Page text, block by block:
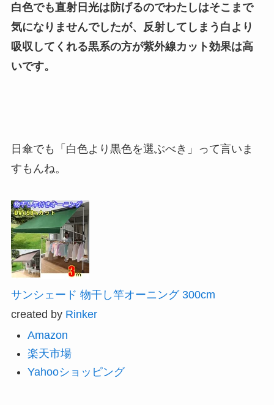
白色でも直射日光は防げるのでわたしはそこまで
気になりませんでしたが、反射してしまう白より
吸収してくれる黒系の方が紫外線カット効果は高
いです。
日傘でも「白色より黒色を選ぶべき」って言いま
すもんね。
サンシェード 物干し竿オーニング 300cm
created by Rinker
Amazon
楽天市場
Yahooショッピング